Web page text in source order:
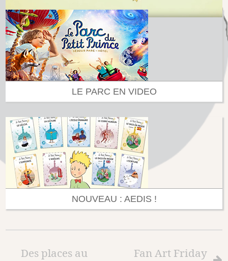
LE PARC EN VIDEO
NOUVEAU : AEDIS !
Des places au
Fan Art Friday